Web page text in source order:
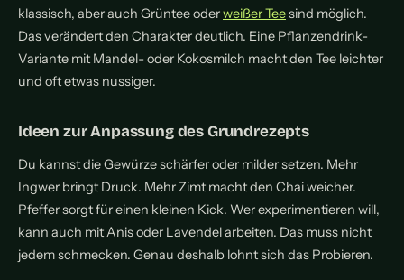
klassisch, aber auch Grüntee oderweißer Teesind möglich.
Das verändert den Charakter deutlich. Eine Pflanzendrink-
Variante mit Mandel- oder Kokosmilch macht den Tee leichter
und oft etwas nussiger.
Ideen zur Anpassung des Grundrezepts
Du kannst die Gewürze schärfer oder milder setzen. Mehr
Ingwer bringt Druck. Mehr Zimt macht den Chai weicher.
Pfeffer sorgt für einen kleinen Kick. Wer experimentieren will,
kann auch mit Anis oder Lavendel arbeiten. Das muss nicht
jedem schmecken. Genau deshalb lohnt sich das Probieren.